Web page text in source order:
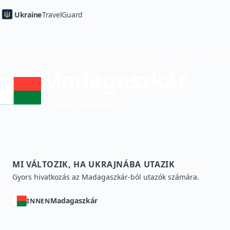
UkraineTravelGuard
MI VÁLTOZIK, HA UKRAJNÁBA UTAZIK
Gyors hivatkozás az Madagaszkár-ból utazók számára.
INNENMadagaszkár